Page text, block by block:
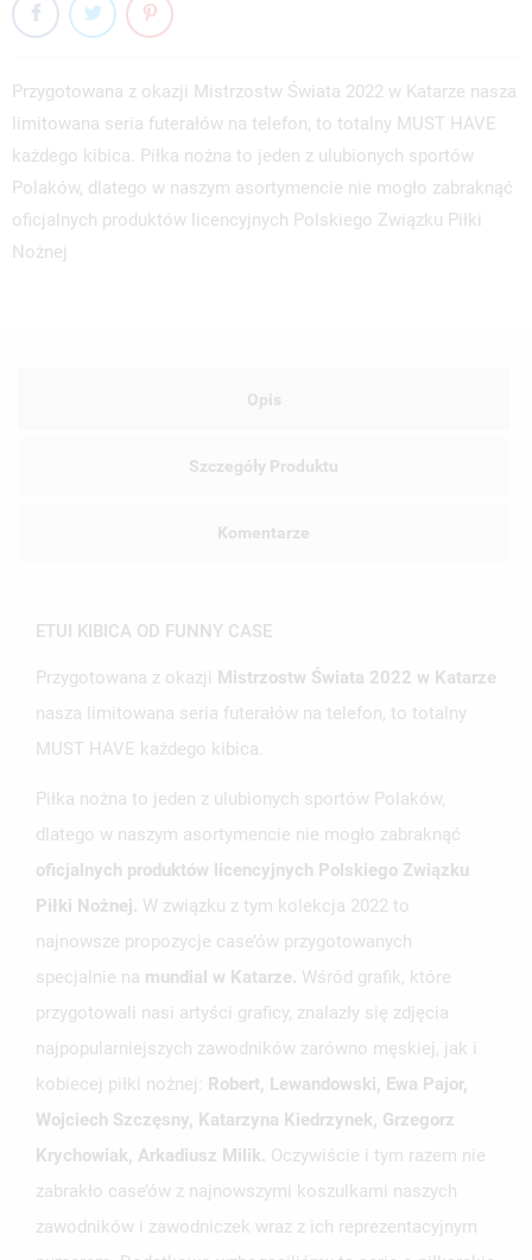
Przygotowana z okazji Mistrzostw Świata 2022 w Katarze nasza
limitowana seria futerałów na telefon, to totalny MUST HAVE
każdego kibica. Piłka nożna to jeden z ulubionych sportów
Polaków, dlatego w naszym asortymencie nie mogło zabraknąć
oficjalnych produktów licencyjnych Polskiego Związku Piłki
Nożnej
Opis
Szczegóły Produktu
Komentarze
ETUI KIBICA OD FUNNY CASE
Przygotowana z okazji Mistrzostw Świata 2022 w Katarze
nasza limitowana seria futerałów na telefon, to totalny
MUST HAVE każdego kibica.
Piłka nożna to jeden z ulubionych sportów Polaków,
dlatego w naszym asortymencie nie mogło zabraknąć
oficjalnych produktów licencyjnych Polskiego Związku
Piłki Nożnej. W związku z tym kolekcja 2022 to
najnowsze propozycje case’ów przygotowanych
specjalnie na mundial w Katarze. Wśród grafik, które
przygotowali nasi artyści graficy, znalazły się zdjęcia
najpopularniejszych zawodników zarówno męskiej, jak i
kobiecej piłki nożnej: Robert, Lewandowski, Ewa Pajor,
Wojciech Szczęsny, Katarzyna Kiedrzynek, Grzegorz
Krychowiak, Arkadiusz Milik. Oczywiście i tym razem nie
zabrakło case’ów z najnowszymi koszulkami naszych
zawodników i zawodniczek wraz z ich reprezentacyjnym
UTWÓRZ LISTĘ ŻYCZEŃ
NAZWA LISTY ŻYCZEŃ
ZALOGUJ SIĘ